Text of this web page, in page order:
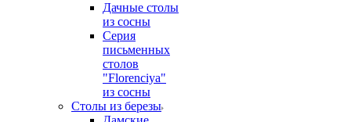
Дачные столы
из сосны
Серия
письменных
столов
"Florenciya"
из сосны
Столы из березы